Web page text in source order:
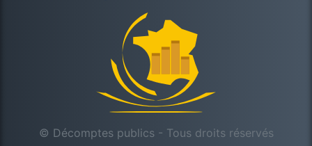
© Décomptes publics - Tous droits réservés